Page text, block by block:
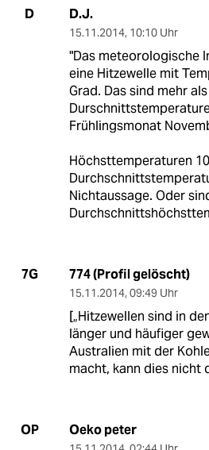
D D.J.
15.11.2014, 10:10 Uhr
"Das meteorologische
eine Hitzewelle mit
Grad. Das sind mehr
Frühlingsmonat
Höchsttemperaturen
Nichtaussage. Oder
7G 774 (Profil gelöscht)
15.11.2014, 09:49 Uhr
[„Hitzewellen sind in
länger und häufiger
Australien mit der
macht, kann dies nicht
OP Oeko peter